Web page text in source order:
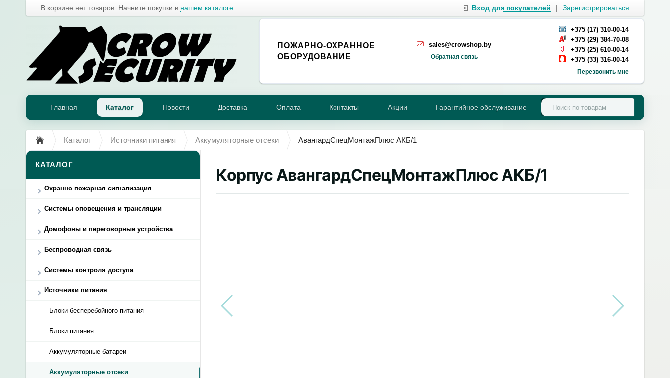
В корзине нет товаров. Начните покупки в нашем каталоге Вход для покупателей | Зарегистрироваться
ПОЖАРНО-ОХРАННОЕ
ОБОРУДОВАНИЕ
sales@crowshop.by
Обратная связь
+375 (17) 310-00-14
+375 (29) 384-70-08
+375 (25) 610-00-14
+375 (33) 316-00-14
Перезвонить мне
Главная Каталог Новости Доставка Оплата Контакты Акции Гарантийное обслуживание
Каталог Источники питания Аккумуляторные отсеки АвангардСпецМонтажПлюс АКБ/1
Корпус АвангардСпецМонтажПлюс АКБ/1
КАТАЛОГ
Охранно-пожарная сигнализация
Системы оповещения и трансляции
Домофоны и переговорные устройства
Беспроводная связь
Системы контроля доступа
Источники питания
Блоки бесперебойного питания
Блоки питания
Аккумуляторные батареи
Аккумуляторные отсеки